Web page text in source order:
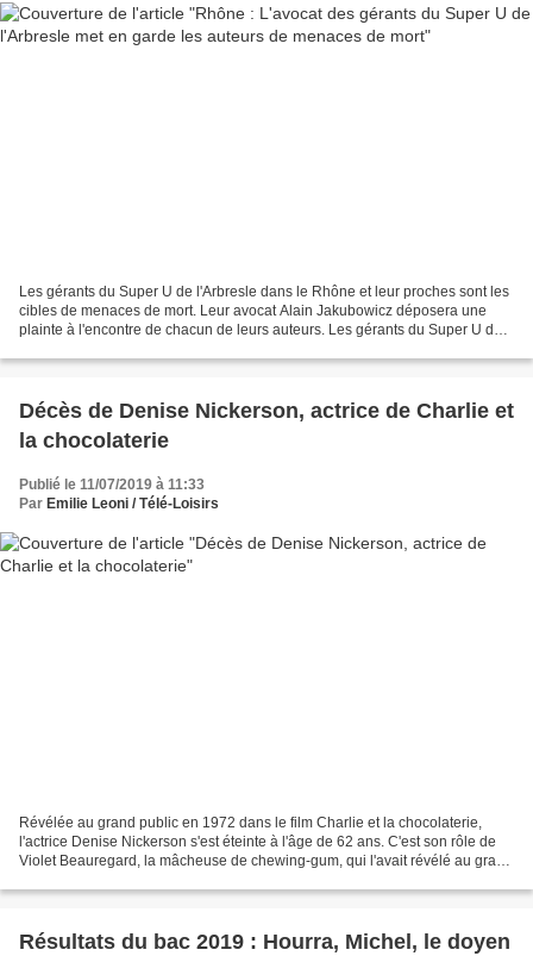
Les gérants du Super U de l'Arbresle dans le Rhône et leur proches sont les
cibles de menaces de mort. Leur avocat Alain Jakubowicz déposera une
plainte à l'encontre de chacun de leurs auteurs. Les gérants du Super U de
Décès de Denise Nickerson, actrice de Charlie et
la chocolaterie
Publié le 11/07/2019 à 11:33
Par Emilie Leoni / Télé-Loisirs
Révélée au grand public en 1972 dans le film Charlie et la chocolaterie,
l'actrice Denise Nickerson s'est éteinte à l'âge de 62 ans. C'est son rôle de
Violet Beauregard, la mâcheuse de chewing-gum, qui l'avait révélé au grand
Résultats du bac 2019 : Hourra, Michel, le doyen